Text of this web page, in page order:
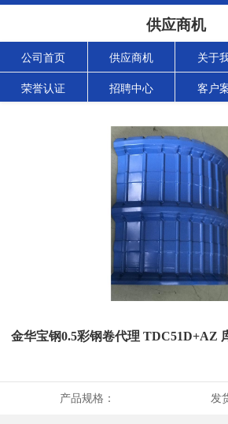
供应商机
公司首页 供应商机 关于
荣誉认证 招聘中心 客户
金华宝钢0.5彩钢卷代理 TDC51D+AZ
产品规格： 发